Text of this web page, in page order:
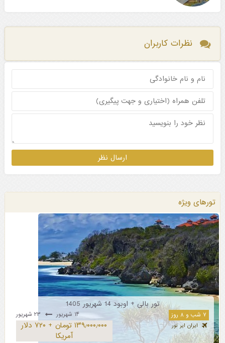
نظرات کاربران
تورهای ویژه
تور بالی + اوبود 14 شهریور 1405
۷ شب و ۸ روز ۱۴ شهریور
ایران ایر تور
۱۳۹٫۰۰۰٫۰۰۰ تومان + ۷۲۰ دلار
آمریکا